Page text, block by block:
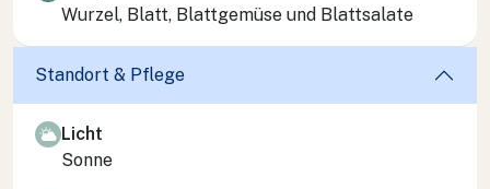
Wurzel, Blatt, Blattgemüse und Blattsalate
Standort & Pflege
Licht
Sonne